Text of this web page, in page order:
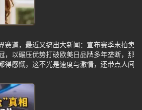
赛道，最近又搞出大新闻：宣布赛季末拍卖
，以碾压优势打破欧美日品牌多年垄断，那
感慨，这不光是速度与激情，还带点人间